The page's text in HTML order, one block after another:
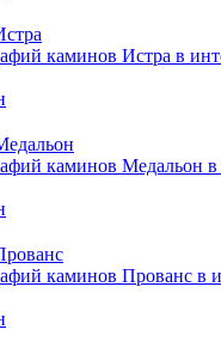
каминов Истра в
каминов Медальон в
каминов Прованс в